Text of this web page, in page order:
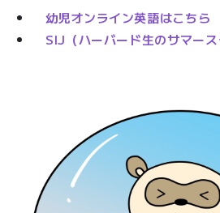
幼児オンライン英語はこちら
SIJ（ハーバード生のサマース